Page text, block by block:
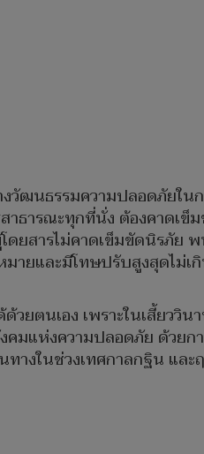
วัฒนธรรมความปลอดภัยใน
าธารณะทุกที่นั่ง ต้องคาดเข็
ยสารไม่คาดเข็มขัดนิรภัย
ายและมีโทษปรับสูงสุดไม่เ
วยตนเอง เพราะในเสี้ยววิน
มแห่งความปลอดภัย ด้วยก
างในช่วงเทศกาลกฐิน และ